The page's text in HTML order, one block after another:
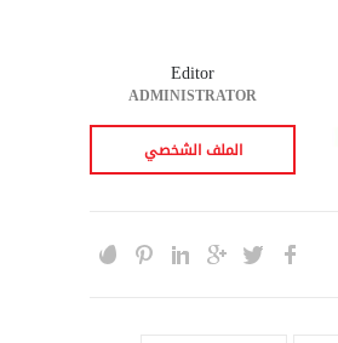
Editor
ADMINISTRATOR
الملف الشخصي